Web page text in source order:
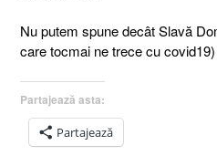
Nu putem spune decât Slavă
care tocmai ne trece cu
Partajează asta:
Partajează